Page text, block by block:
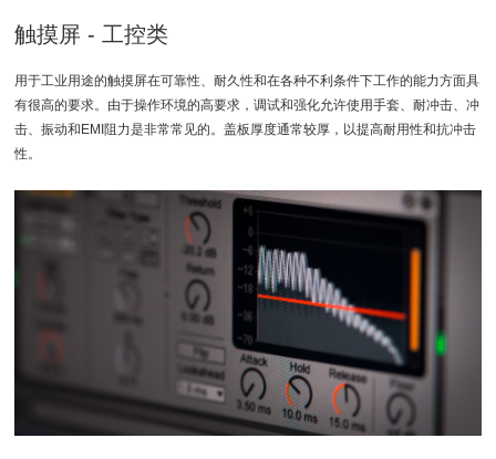
触摸屏 - 工控类
用于工业用途的触摸屏在可靠性、耐久性和在各种不利条件下工作的能力方面具
有很高的要求。由于操作环境的高要求，调试和强化允许使用手套、耐冲击、冲
击、振动和EMI阻力是非常常见的。盖板厚度通常较厚，以提高耐用性和抗冲击
性。